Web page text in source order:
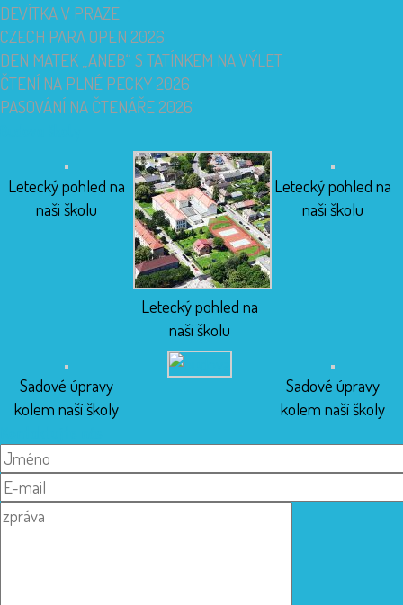
DEVÍTKA V PRAZE
CZECH PARA OPEN 2026
DEN MATEK „ANEB“ S TATÍNKEM NA VÝLET
ČTENÍ NA PLNÉ PECKY 2026
PASOVÁNÍ NA ČTENÁŘE 2026
Letecký pohled na
naši školu
Letecký pohled na
naši školu
Letecký pohled na
naši školu
Sadové úpravy
kolem naší školy
Sadové úpravy
kolem naší školy